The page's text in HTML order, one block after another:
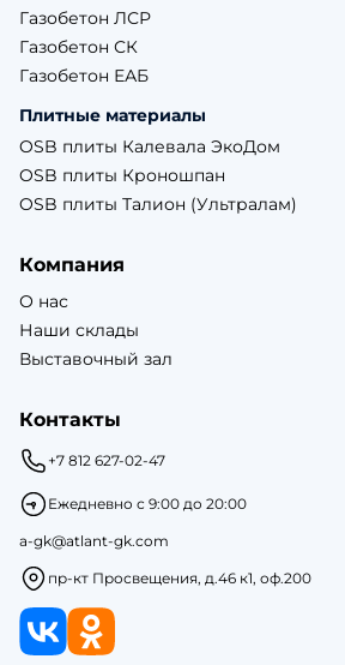
Газобетон ЛСР
Газобетон СК
Газобетон ЕАБ
Плитные материалы
OSB плиты Калевала ЭкоДом
OSB плиты Кроношпан
OSB плиты Талион (Ультралам)
Компания
О нас
Наши склады
Выставочный зал
Контакты
+7 812 627-02-47
Ежедневно с 9:00 до 20:00
a-gk@atlant-gk.com
пр-кт Просвещения, д.46 к1, оф.200